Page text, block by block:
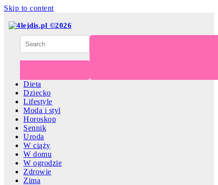
Skip to content
Dieta
Dziecko
Lifestyle
Moda i styl
Horoskop
Sennik
Uroda
W ciąży
W domu
W ogrodzie
Zdrowie
Zima